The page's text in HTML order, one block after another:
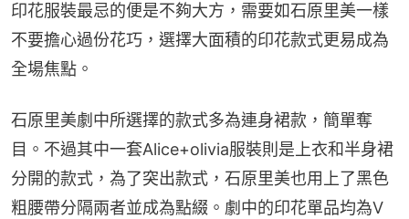
印花服裝最忌的便是不夠大方，需要如石原里美一樣
不要擔心過份花巧，選擇大面積的印花款式更易成為
全場焦點。
石原里美劇中所選擇的款式多為連身裙款，簡單奪
目。不過其中一套Alice+olivia服裝則是上衣和半身裙
分開的款式，為了突出款式，石原里美也用上了黑色
粗腰帶分隔兩者並成為點綴。劇中的印花單品均為V